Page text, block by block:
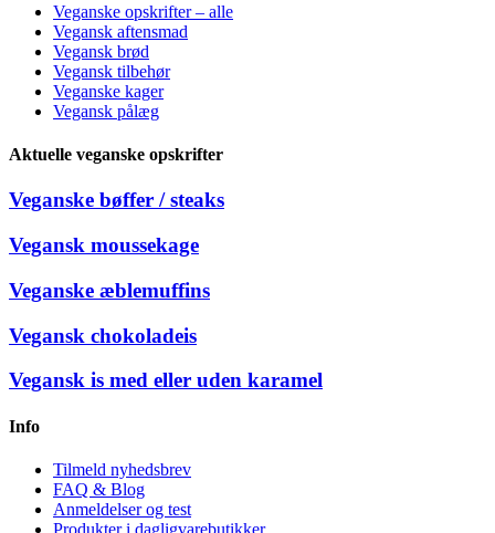
Veganske opskrifter – alle
Vegansk aftensmad
Vegansk brød
Vegansk tilbehør
Veganske kager
Vegansk pålæg
Aktuelle veganske opskrifter
Veganske bøffer / steaks
Vegansk moussekage
Veganske æblemuffins
Vegansk chokoladeis
Vegansk is med eller uden karamel
Info
Tilmeld nyhedsbrev
FAQ & Blog
Anmeldelser og test
Produkter i dagligvarebutikker